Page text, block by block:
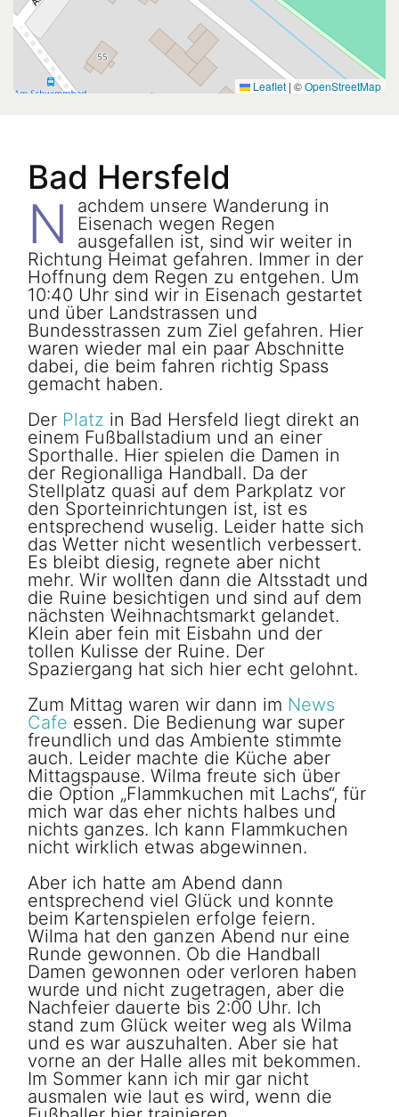
Leaflet | ©OpenStreetMap
Bad Hersfeld
N
achdem unsere Wanderung in
Eisenach wegen Regen
ausgefallen ist, sind wir weiter in
Richtung Heimat gefahren. Immer in der
Hoffnung dem Regen zu entgehen. Um
10:40 Uhr sind wir in Eisenach gestartet
und über Landstrassen und
Bundesstrassen zum Ziel gefahren. Hier
waren wieder mal ein paar Abschnitte
dabei, die beim fahren richtig Spass
gemacht haben.
Der Platz in Bad Hersfeld liegt direkt an
einem Fußballstadium und an einer
Sporthalle. Hier spielen die Damen in
der Regionalliga Handball. Da der
Stellplatz quasi auf dem Parkplatz vor
den Sporteinrichtungen ist, ist es
entsprechend wuselig. Leider hatte sich
das Wetter nicht wesentlich verbessert.
Es bleibt diesig, regnete aber nicht
mehr. Wir wollten dann die Altsstadt und
die Ruine besichtigen und sind auf dem
nächsten Weihnachtsmarkt gelandet.
Klein aber fein mit Eisbahn und der
tollen Kulisse der Ruine. Der
Spaziergang hat sich hier echt gelohnt.
Zum Mittag waren wir dann im News
Cafe essen. Die Bedienung war super
freundlich und das Ambiente stimmte
auch. Leider machte die Küche aber
Mittagspause. Wilma freute sich über
die Option „Flammkuchen mit Lachs“, für
mich war das eher nichts halbes und
nichts ganzes. Ich kann Flammkuchen
nicht wirklich etwas abgewinnen.
Aber ich hatte am Abend dann
entsprechend viel Glück und konnte
beim Kartenspielen erfolge feiern.
Wilma hat den ganzen Abend nur eine
Runde gewonnen. Ob die Handball
Damen gewonnen oder verloren haben
wurde und nicht zugetragen, aber die
Nachfeier dauerte bis 2:00 Uhr. Ich
stand zum Glück weiter weg als Wilma
und es war auszuhalten. Aber sie hat
vorne an der Halle alles mit bekommen.
Im Sommer kann ich mir gar nicht
ausmalen wie laut es wird, wenn die